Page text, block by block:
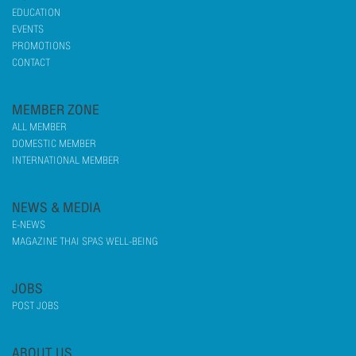
EDUCATION
EVENTS
PROMOTIONS
CONTACT
MEMBER ZONE
ALL MEMBER
DOMESTIC MEMBER
INTERNATIONAL MEMBER
NEWS & MEDIA
E-NEWS
MAGAZINE THAI SPAS WELL-BEING
JOBS
POST JOBS